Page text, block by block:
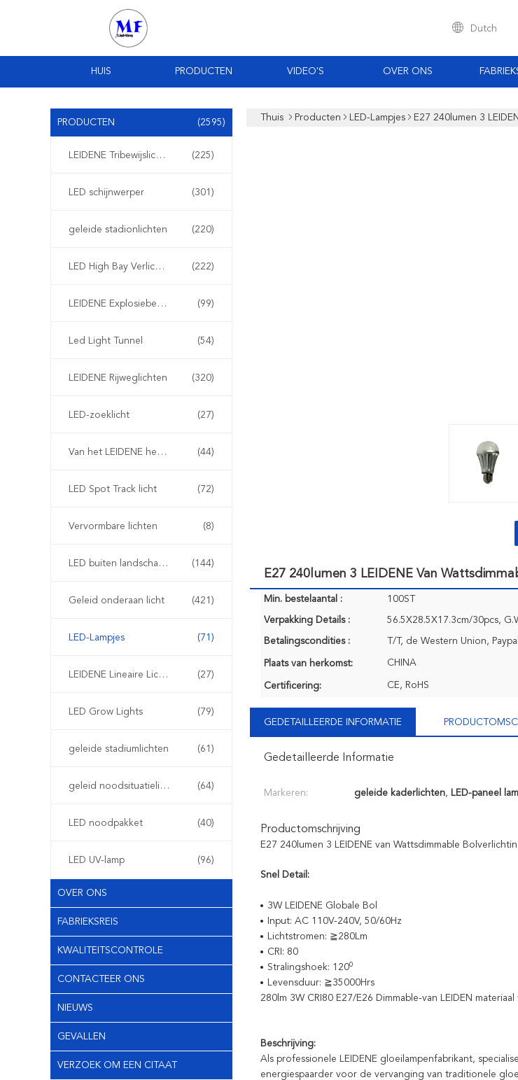
Dutch
HUIS PRODUCTEN VIDEO'S OVER ONS
PRODUCTEN (2595)
LEIDENE Tribewijslichten (225)
LED schijnwerper (301)
geleide stadionlichten (220)
LED High Bay Verlichting (222)
LEIDENE Explosiebestendige Lichten (99)
Led Light Tunnel (54)
LEIDENE Rijweglichten (320)
LED-zoeklicht (27)
Van het LEIDENE het Licht Luchtvaartobstakel (44)
LED Spot Track licht (72)
Vervormbare lichten (8)
LED buiten landschap verlichting (144)
Geleid onderaan licht (421)
LED-Lampjes (71)
LEIDENE Lineaire Lichten (27)
LED Grow Lights (79)
geleide stadiumlichten (61)
geleid noodsituatielicht (64)
LED noodpakket (40)
LED UV-lamp (96)
OVER ONS
FABRIEKSREIS
KWALITEITSCONTROLE
CONTACTEER ONS
NIEUWS
GEVALLEN
VERZOEK OM EEN CITAAT
Thuis Producten LED-Lampjes E27 240lumen 3
E27 240lumen 3 LEIDENE Van
Min. bestelaantal : 100ST
Verpakking Details : 56.5X28.5X17.3cm/30pcs,
Betalingscondities : T/T, de Western Union,
Plaats van herkomst: CHINA
Certificering: CE, RoHS
GEDETAILLEERDE INFORMATIE
Gedetailleerde Informatie
Markeren: geleide kaderlichten, LED-paneel
Productomschrijving
E27 240lumen 3 LEIDENE van Wattsdimmable
Snel Detail:
3W LEIDENE Globale Bol
Input: AC 110V-240V, 50/60Hz
Lichtstromen: ≧280Lm
CRI: 80
Stralingshoek: 1200
Levensduur: ≧35000Hrs
280lm 3W CRI80 E27/E26 Dimmable-van LEIDEN
Beschrijving:
Als professionele LEIDENE gloeilampenfabrikant,
energiespaarder voor de vervanging van traditionele